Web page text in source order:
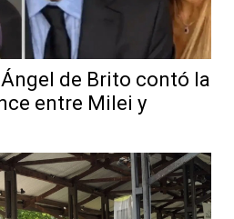
Ángel de Brito contó la
entre Milei y